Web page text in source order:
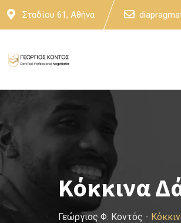
Skip
Σταδίου 61, Αθήνα
Κόκκινα
Γεώργιος Φ. Κοντός -